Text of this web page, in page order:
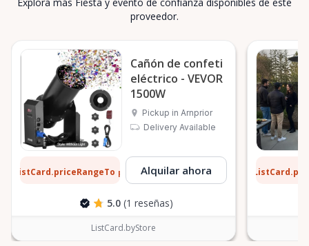
proveedor.
Cañón de confeti
eléctrico - VEVOR
1500W
Pickup in Arnprior
Delivery Available
ListCard.priceRangeTo por díaAlquilar ahora
5.0 (1 reseñas)
ListCard.byStore